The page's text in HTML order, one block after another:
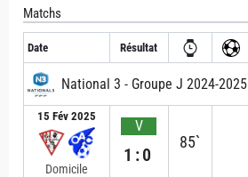
Matchs
Date Résultat
National 3 - Groupe J 2024-2025
15 Fév 2025
Domicile
V
1:0
85`